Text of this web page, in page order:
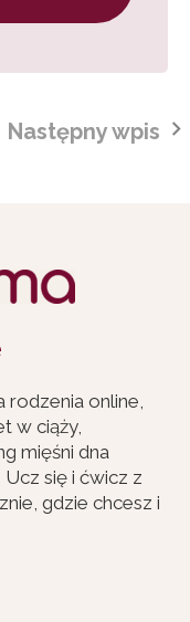
Następny wpis
online,
w ciąży,
mięśni dna
się i ćwicz z
gdzie chcesz i